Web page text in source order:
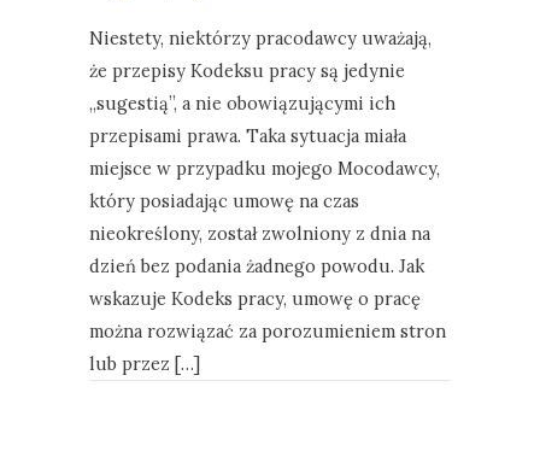
Niestety, niektórzy pracodawcy uważają,
że przepisy Kodeksu pracy są jedynie
„sugestią”, a nie obowiązującymi ich
przepisami prawa. Taka sytuacja miała
miejsce w przypadku mojego Mocodawcy,
który posiadając umowę na czas
nieokreślony, został zwolniony z dnia na
dzień bez podania żadnego powodu. Jak
wskazuje Kodeks pracy, umowę o pracę
można rozwiązać za porozumieniem stron
lub przez […]